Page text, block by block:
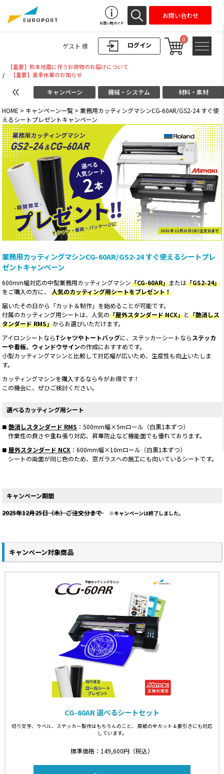
ログイン
ゲスト 様
0
お買い物ガイド
お問い合わせ
【重要】熊本地震に伴うお荷物のお届けについて
/
【重要】夏季休業のお知らせ
キャンペーン 機械・システム 材料・素材
HOME > キャンペーン一覧 >業務用カッティングマシンCG-60AR/GS2-24 すぐ使
えるシートプレゼントキャンペーン
業務用カッティングマシンCG-60AR/GS2-24 すぐ使えるシートプレ
ゼントキャンペーン
600mm幅対応の中型業務用カッティングマシン「CG-60AR」または「GS2-24」
をご購入の方に、人気のカッティング用シートをプレゼント！
届いたその日から「カット＆制作」を始めることが可能です。
付属のカッティング用シートは、 人気の「屋外スタンダード NCX」と「艶消しス
タンダード RMS」からお選びいただけます。
アイロンシートならTシャツやトートバッグに、ステッカーシートなら ステッカ
ーや看板、ウィンドウサインの作成におすすめです。
小型カッティングマシンと比較して対応幅が広いため、生産性も向上いたしま
す。
カッティングマシンを購入するなら今がお得です！
この機会に、ぜひご検討ください。
選べるカッティング用シート
艶消しスタンダード RMS ：500mm幅×5mロール（白黒1本ずつ）
作業性の良さや重ね張り対応、昇華防止など機能面でも優れております。
屋外スタンダード NCX ：600mm幅×10mロール（白黒1本ずつ）
シートの両面が同じ色のため、窓ガラスへの施工にも向いているシートです。
キャンペーン期間
2025年12月25日（木）ご注文分まで
キャンペーンは終了しました。
キャンペーン対象商品
CG-60AR 選べるシートセット
切り文字、ラベル、ステッカー製作はもちろんのこと、
厚紙の全カット＆罫引きにも対応
しています。
標準価格：149,600円（税込）